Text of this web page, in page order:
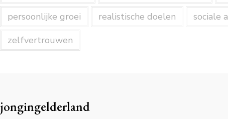
persoonlijke groei
realistische doelen sociale
zelfvertrouwen
jongingelderland